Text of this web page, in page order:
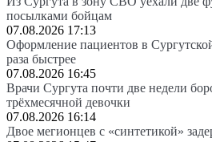
посылками бойцам
07.08.2026 17:13
Оформление пациентов в
раза быстрее
07.08.2026 16:45
Врачи Сургута почти две недели
трёхмесячной девочки
07.08.2026 16:14
Двое мегионцев с «синтетикой»